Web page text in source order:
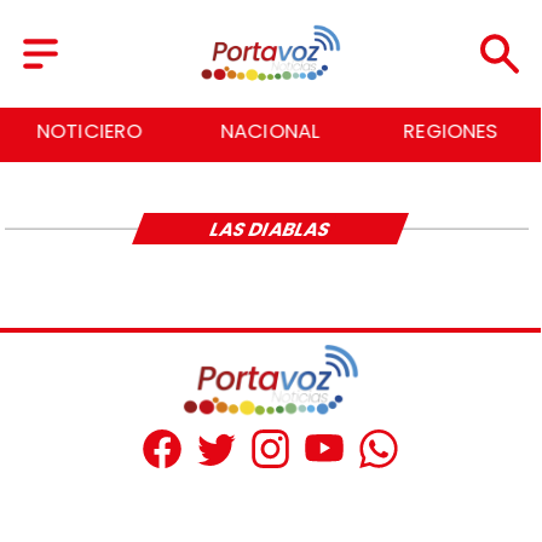
NOTICIERO NACIONAL REGIONES
LAS DIABLAS